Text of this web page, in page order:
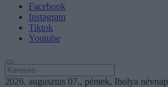
Facebook
Instagram
Tiktok
Youtube
2026. augusztus 07., péntek, Ibolya névnap